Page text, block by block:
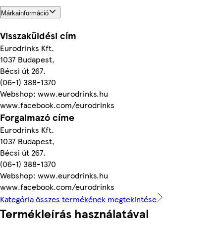
Márkainformáció
Visszaküldési cím
Eurodrinks Kft.
1037 Budapest,
Bécsi út 267.
(06-1) 388-1370
Webshop: www.eurodrinks.hu
www.facebook.com/eurodrinks
Forgalmazó címe
Eurodrinks Kft.
1037 Budapest,
Bécsi út 267.
(06-1) 388-1370
Webshop: www.eurodrinks.hu
www.facebook.com/eurodrinks
Kategória összes termékének megtekintése
Termékleírás használatával